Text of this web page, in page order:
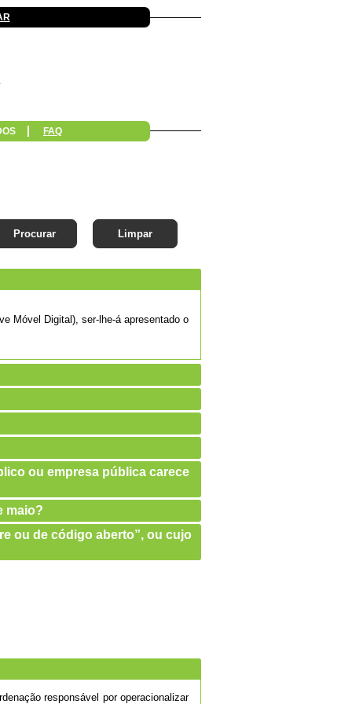
FAQ
Procurar Limpar
Móvel Digital), ser-lhe-á apresentado o
ou empresa pública carece
maio?
ou de código aberto”, ou cujo
responsável por operacionalizar